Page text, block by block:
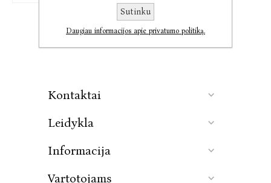
Kontaktai
Leidykla
Informacija
Vartotojams
Sutinku
Daugiau informacijos apie privatumo politiką.